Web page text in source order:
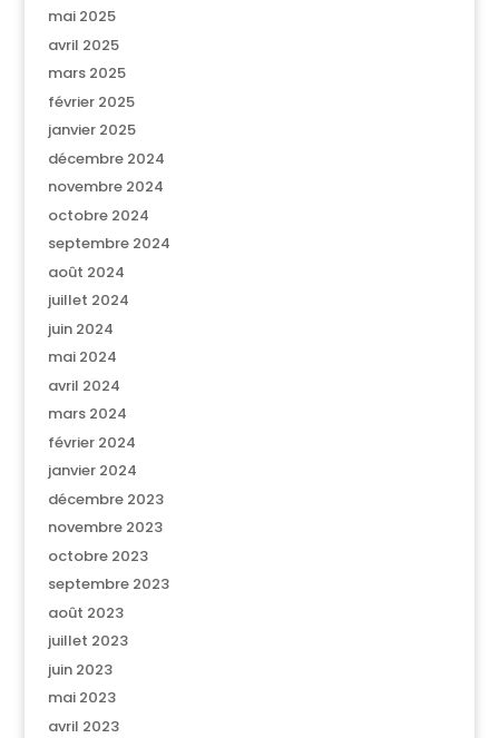
mai 2025
avril 2025
mars 2025
février 2025
janvier 2025
décembre 2024
novembre 2024
octobre 2024
septembre 2024
août 2024
juillet 2024
juin 2024
mai 2024
avril 2024
mars 2024
février 2024
janvier 2024
décembre 2023
novembre 2023
octobre 2023
septembre 2023
août 2023
juillet 2023
juin 2023
mai 2023
avril 2023